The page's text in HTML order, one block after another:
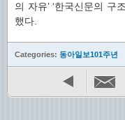
의 자유’ ‘한국신문의 구
했다.
Categories: 동아일보101주년